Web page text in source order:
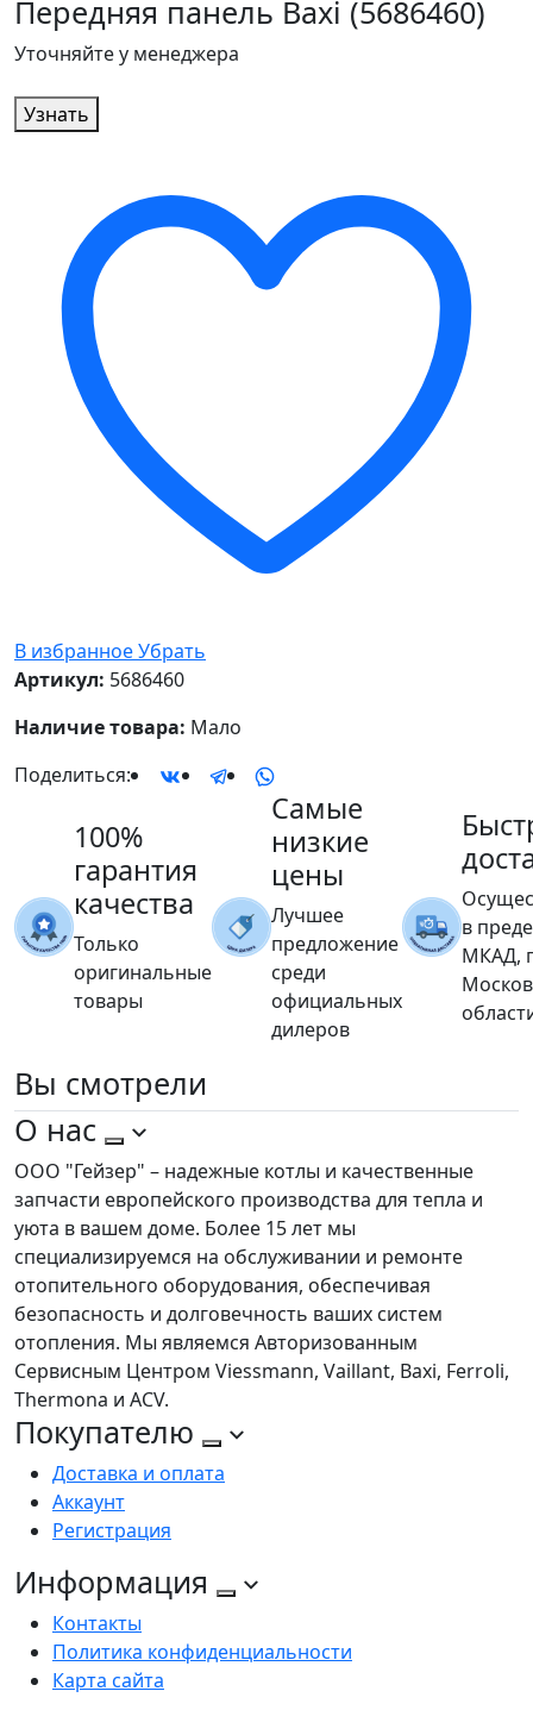
Передняя панель Baxi (5686460)
Уточняйте у менеджера
Узнать
В избранноеУбрать
Артикул: 5686460
Наличие товара: Мало
Поделиться:
100%
гарантия
качества
Только
оригинальные
товары
Самые
низкие
цены
Лучшее
предложение
среди
официальных
дилеров
в
МКАД,
Вы смотрели
О нас
ООО "Гейзер" – надежные котлы и качественные
запчасти европейского производства для тепла и
уюта в вашем доме. Более 15 лет мы
специализируемся на обслуживании и ремонте
отопительного оборудования, обеспечивая
безопасность и долговечность ваших систем
отопления. Мы являемся Авторизованным
Сервисным Центром Viessmann, Vaillant, Baxi, Ferroli,
Thermona и ACV.
Покупателю
Доставка и оплата
Аккаунт
Регистрация
Информация
Контакты
Политика конфиденциальности
Карта сайта